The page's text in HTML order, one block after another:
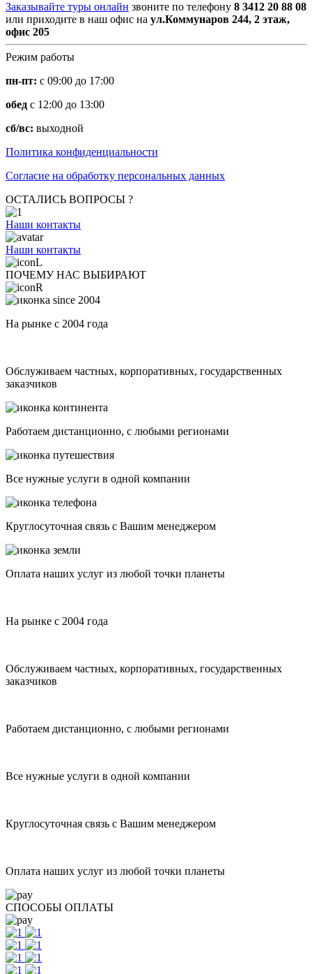
Заказывайте туры онлайн звоните по телефону 8 3412 20 88 08
или приходите в наш офис на ул.Коммунаров 244, 2 этаж,
офис 205
Режим работы
пн-пт: с 09:00 до 17:00
обед с 12:00 до 13:00
сб/вс: выходной
Политика конфиденциальности
Согласие на обработку персональных данных
ОСТАЛИСЬ ВОПРОСЫ ?
Наши контакты
Наши контакты
ПОЧЕМУ НАС ВЫБИРАЮТ
На рынке с 2004 года
Обслуживаем частных, корпоративных, государственных
заказчиков
Работаем дистанционно, с любыми регионами
Все нужные услуги в одной компании
Круглосуточная связь с Вашим менеджером
Оплата наших услуг из любой точки планеты
На рынке с 2004 года
Работаем дистанционно, с любыми регионами